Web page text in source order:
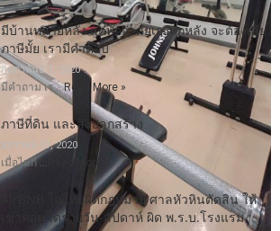
มีบ้านหลายหลัง แค่พักอาศัยเองทุกหลัง จะต้องเสีย
ภาษีมั้ย เรามีคำตอบ
กุมภาพันธ์ 1, 2020
มีคำถาม เร …Read More »
ภาษีที่ดิน และสิ่งปลูกสร้าง
มกราคม 31, 2020
เมื่อไม่กี … Read More »
AirBNB ในไทยผิดกฎหมาย ศาลหัวหินตัดสิน ให้
เช่าคอนโดรายวัน-สัปดาห์ ผิด พ.ร.บ.โรงแรม